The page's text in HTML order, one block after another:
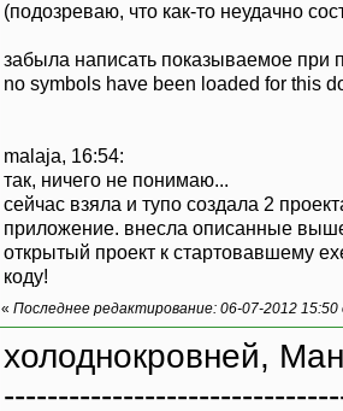
(подозреваю, что как-то неудачно
забыла написать показываемое при
no symbols have been loaded for this
malaja, 16:54:
так, ничего не понимаю...
сейчас взяла и тупо создала 2
приложение. внесла описанные
открытый проект к стартовавшему
коду!
« Последнее редактирование: 06-07-2012
холоднокровней,